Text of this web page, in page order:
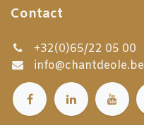
Contact
+32(0)65/22 05 00
info@chantdeole.be